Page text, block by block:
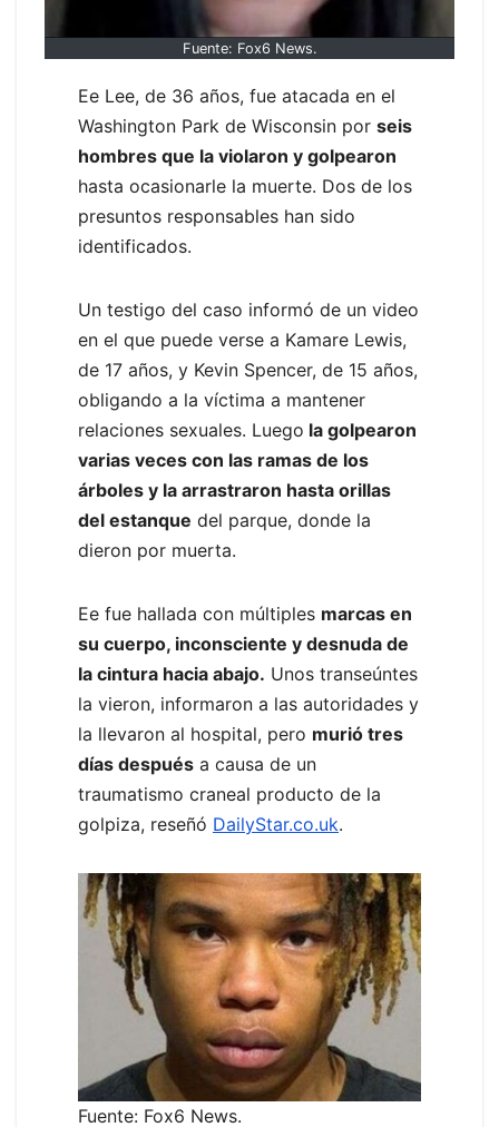
Fuente: Fox6 News.
Ee Lee, de 36 años, fue atacada en el
Washington Park de Wisconsin por seis
hombres que la violaron y golpearon
hasta ocasionarle la muerte. Dos de los
presuntos responsables han sido
identificados.
Un testigo del caso informó de un video
en el que puede verse a Kamare Lewis,
de 17 años, y Kevin Spencer, de 15 años,
obligando a la víctima a mantener
relaciones sexuales. Luego la golpearon
varias veces con las ramas de los
árboles y la arrastraron hasta orillas
del estanque del parque, donde la
dieron por muerta.
Ee fue hallada con múltiples marcas en
su cuerpo, inconsciente y desnuda de
la cintura hacia abajo. Unos transeúntes
la vieron, informaron a las autoridades y
la llevaron al hospital, pero murió tres
días después a causa de un
traumatismo craneal producto de la
golpiza, reseñó DailyStar.co.uk.
Fuente: Fox6 News.